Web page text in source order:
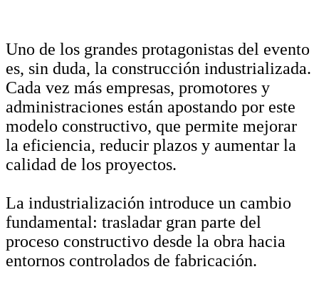
Uno de los grandes protagonistas del evento
es, sin duda, la construcción industrializada.
Cada vez más empresas, promotores y
administraciones están apostando por este
modelo constructivo, que permite mejorar
la eficiencia, reducir plazos y aumentar la
calidad de los proyectos.
La industrialización introduce un cambio
fundamental: trasladar gran parte del
proceso constructivo desde la obra hacia
entornos controlados de fabricación.